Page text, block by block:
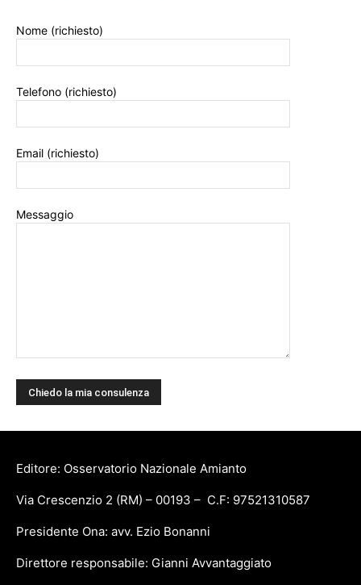
Nome (richiesto)
Telefono (richiesto)
Email (richiesto)
Messaggio
Editore: Osservatorio Nazionale Amianto
Via Crescenzio 2 (RM) – 00193 – C.F: 97521310587
Presidente Ona: avv. Ezio Bonanni
Direttore responsabile: Gianni Avvantaggiato